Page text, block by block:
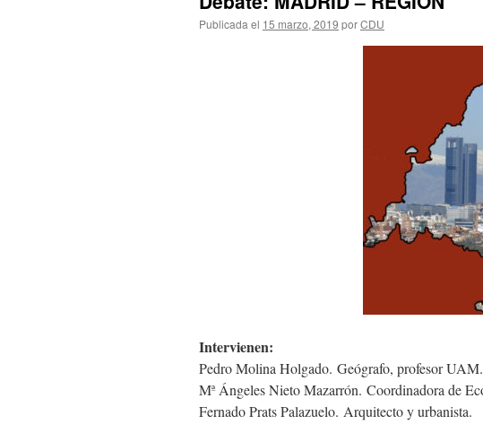
Publicada el 15 marzo, 2019 porCDU
Intervienen:
Pedro Molina Holgado. Geógrafo, profesor UAM.
Mª Ángeles Nieto Mazarrón. Coordinadora de
Fernado Prats Palazuelo. Arquitecto y urbanista.